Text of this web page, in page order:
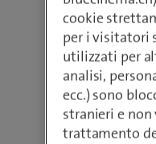
2. Carica
Caricate il
e clienti a firmarlo.
cookie
per i visitatori
utilizzati per
analisi,
ecc.) sono
stranieri e
trattamento